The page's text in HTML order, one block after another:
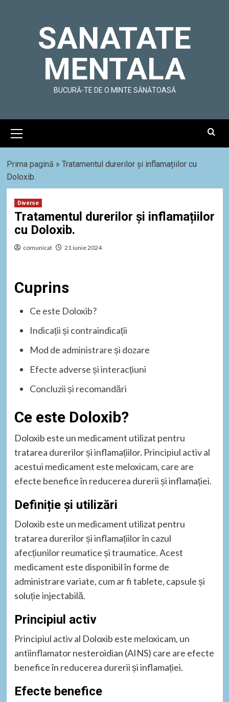
SANATATE
MENTALA
BUCURĂ-TE DE O MINTE SĂNĂTOASĂ
Menu
Prima pagină » Tratamentul durerilor și inflamațiilor cu
Doloxib.
Diverse
Tratamentul durerilor și inflamațiilor
cu Doloxib.
comunicat 21 iunie 2024
Cuprins
Ce este Doloxib?
Indicații și contraindicații
Mod de administrare și dozare
Efecte adverse și interacțiuni
Concluzii și recomandări
Ce este Doloxib?
Doloxib este un medicament utilizat pentru
tratarea durerilor și inflamațiilor. Principiul activ al
acestui medicament este meloxicam, care are
efecte benefice în reducerea durerii și inflamației.
Definiție și utilizări
Doloxib este un medicament utilizat pentru
tratarea durerilor și inflamațiilor în cazul
afecțiunilor reumatice și traumatice. Acest
medicament este disponibil în forme de
administrare variate, cum ar fi tablete, capsule și
soluție injectabilă.
Principiul activ
Principiul activ al Doloxib este meloxicam, un
antiinflamator nesteroidian (AINS) care are efecte
benefice în reducerea durerii și inflamației.
Efecte benefice